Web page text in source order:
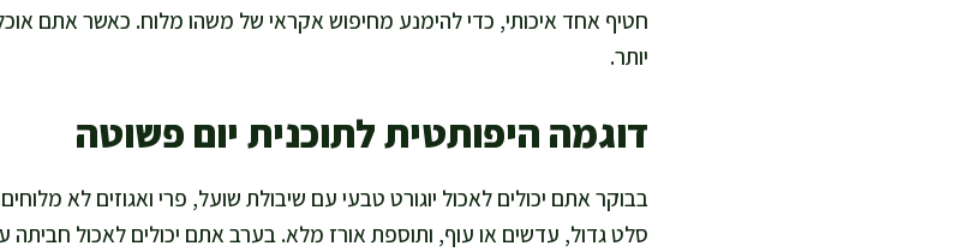
חטיף אחד איכותי, כדי להימנע מחיפוש אקראי של משהו מלוח. כאשר אתם
יותר.
דוגמה היפותטית לתוכנית יום פשוטה
בבוקר אתם יכולים לאכול יוגורט טבעי עם שיבולת שועל, פרי ואגוזים לא
סלט גדול, עדשים או עוף, ותוספת אורז מלא. בערב אתם יכולים לאכול חביתה